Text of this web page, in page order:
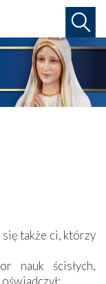
się także ci, którzy
nauk ścisłych,